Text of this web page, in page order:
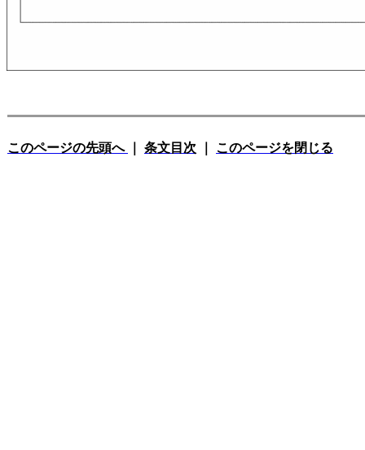
このページの先頭へ 条文目次 このページを閉じる